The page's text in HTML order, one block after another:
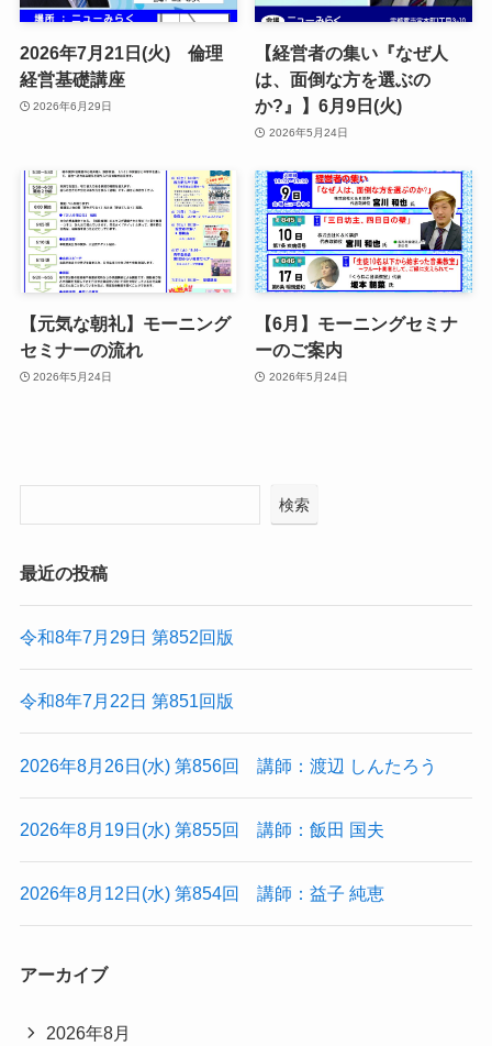
2026年7月21日(火) 倫理
経営基礎講座
2026年6月29日
【経営者の集い『なぜ人
は、面倒な方を選ぶの
か?』】6月9日(火)
2026年5月24日
【元気な朝礼】モーニング
セミナーの流れ
2026年5月24日
【6月】モーニングセミナ
ーのご案内
2026年5月24日
検索
最近の投稿
令和8年7月29日 第852回版
令和8年7月22日 第851回版
2026年8月26日(水) 第856回 講師：渡辺 しんたろう
2026年8月19日(水) 第855回 講師：飯田 国夫
2026年8月12日(水) 第854回 講師：益子 純恵
アーカイブ
2026年8月